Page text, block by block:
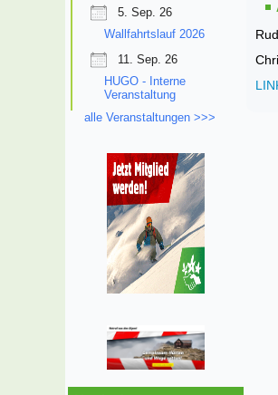
5. Sep. 26
Wallfahrtslauf 2026
11. Sep. 26
HUGO - Interne
Veranstaltung
alle Veranstaltungen >>>